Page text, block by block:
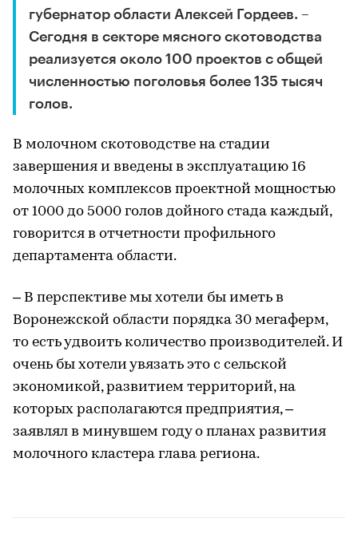
губернатор области Алексей Гордеев. –
Сегодня в секторе мясного скотоводства
реализуется около 100 проектов с общей
численностью поголовья более 135 тысяч
голов.
В молочном скотоводстве на стадии
завершения и введены в эксплуатацию 16
молочных комплексов проектной мощностью
от 1000 до 5000 голов дойного стада каждый,
говорится в отчетности профильного
департамента области.
– В перспективе мы хотели бы иметь в
Воронежской области порядка 30 мегаферм,
то есть удвоить количество производителей. И
очень бы хотели увязать это с сельской
экономикой, развитием территорий, на
которых располагаются предприятия, –
заявлял в минувшем году о планах развития
молочного кластера глава региона.